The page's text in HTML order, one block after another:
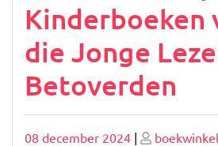
Kinderboeken
die Jonge
Betoverden
Geplaatst
08 december 2024 | Geplaatst